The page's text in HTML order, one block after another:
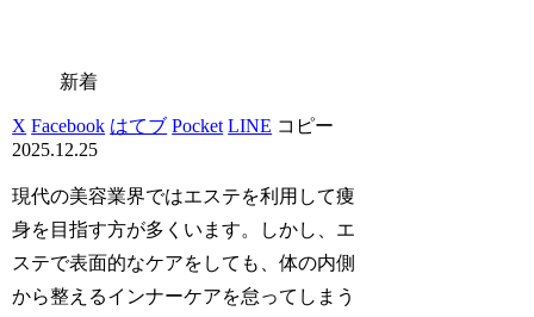
新着
X Facebook はてブ Pocket LINE コピー
2025.12.25
現代の美容業界ではエステを利用して痩
身を目指す方が多くいます。しかし、エ
ステで表面的なケアをしても、体の内側
から整えるインナーケアを怠ってしまう